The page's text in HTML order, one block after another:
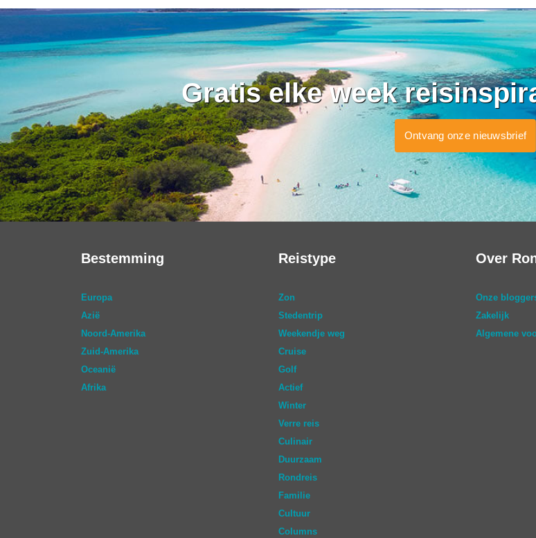
Gratis elke week
Ontvang onze nieuwsbrief
Bestemming
Europa
Azië
Noord-Amerika
Zuid-Amerika
Oceanië
Afrika
Reistype
Zon
Stedentrip
Weekendje weg
Cruise
Golf
Actief
Winter
Verre reis
Culinair
Duurzaam
Rondreis
Familie
Cultuur
Columns
Over
Onze
Zakelijk
Algemene